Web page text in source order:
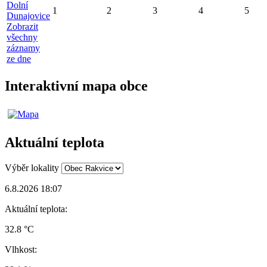
Dolní
Dunajovice
Zobrazit
všechny
záznamy
ze dne
1 2 3 4 5
Interaktivní mapa obce
Aktuální teplota
Výběr lokality
6.8.2026 18:07
Aktuální teplota:
32.8 °C
Vlhkost: